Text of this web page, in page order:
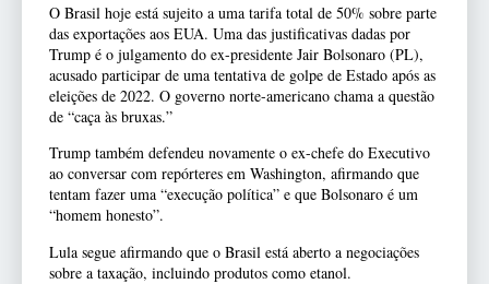
O Brasil hoje está sujeito a uma tarifa total de 50% sobre parte
das exportações aos EUA. Uma das justificativas dadas por
Trump é o julgamento do ex-presidente Jair Bolsonaro (PL),
acusado participar de uma tentativa de golpe de Estado após as
eleições de 2022. O governo norte-americano chama a questão
de “caça às bruxas.”
Trump também defendeu novamente o ex-chefe do Executivo
ao conversar com repórteres em Washington, afirmando que
tentam fazer uma “execução política” e que Bolsonaro é um
“homem honesto”.
Lula segue afirmando que o Brasil está aberto a negociações
sobre a taxação, incluindo produtos como etanol.